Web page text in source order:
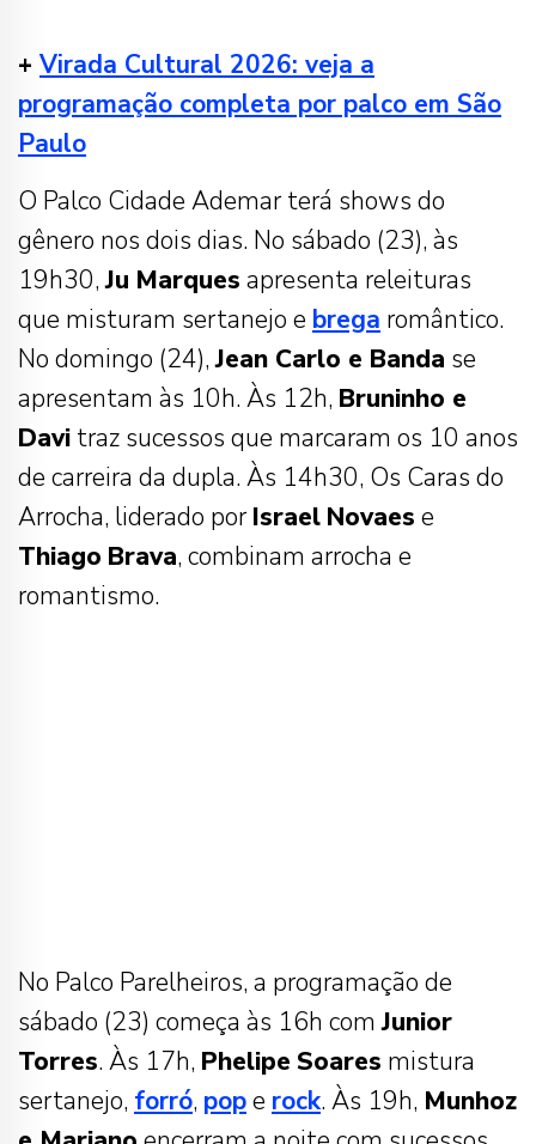
+ Virada Cultural 2026: veja a
programação completa por palco em São
Paulo
O Palco Cidade Ademar terá shows do
gênero nos dois dias. No sábado (23), às
19h30,Ju Marques apresenta releituras
que misturam sertanejo e brega romântico.
No domingo (24),Jean Carlo e Banda se
apresentam às 10h. Às 12h, Bruninho e
Davi traz sucessos que marcaram os 10 anos
de carreira da dupla. Às 14h30, Os Caras do
Arrocha, liderado por Israel Novaes e
Thiago Brava, combinam arrocha e
romantismo.
No Palco Parelheiros, a programação de
sábado (23) começa às 16h comJunior
Torres. Às 17h, Phelipe Soares mistura
sertanejo, forró, pope rock. Às 19h, Munhoz